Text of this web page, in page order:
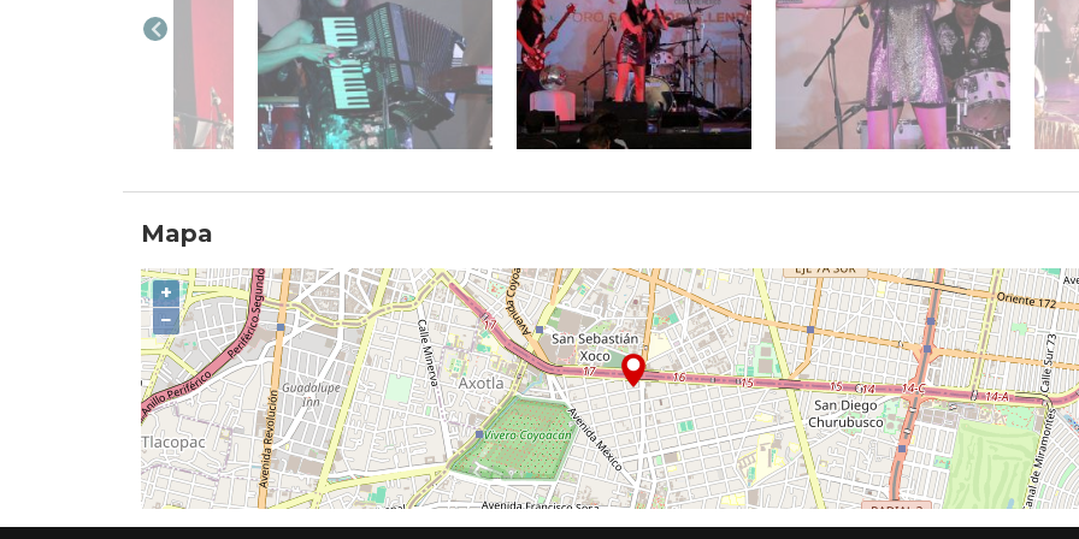
Mapa
+
−